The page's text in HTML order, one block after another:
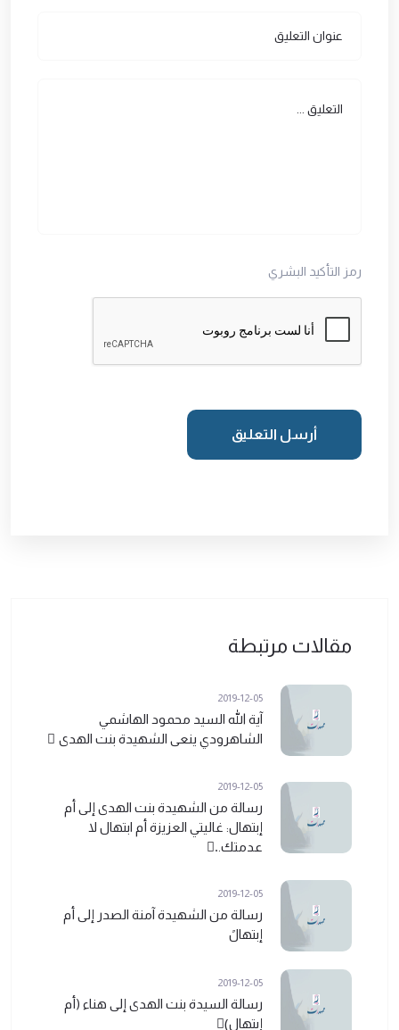
رمز التأكيد البشري
أرسل التعليق
مقالات مرتبطة
2019-12-05
آية الله السيد محمود الهاشمي
الشاهرودي ينعى الشهيدة بنت الهدی ً
2019-12-05
رسالة من الشهيدة بنت الهدى إلى أم
إبتهال: غاليتي العزيزة أم ابتهال لا
عدمتك..ً
2019-12-05
رسالة من الشهيدة آمنة الصدر إلى أم
إبتهالً
2019-12-05
رسالة السيدة بنت الهدى إلى هناء (أم
إبتهال)ً